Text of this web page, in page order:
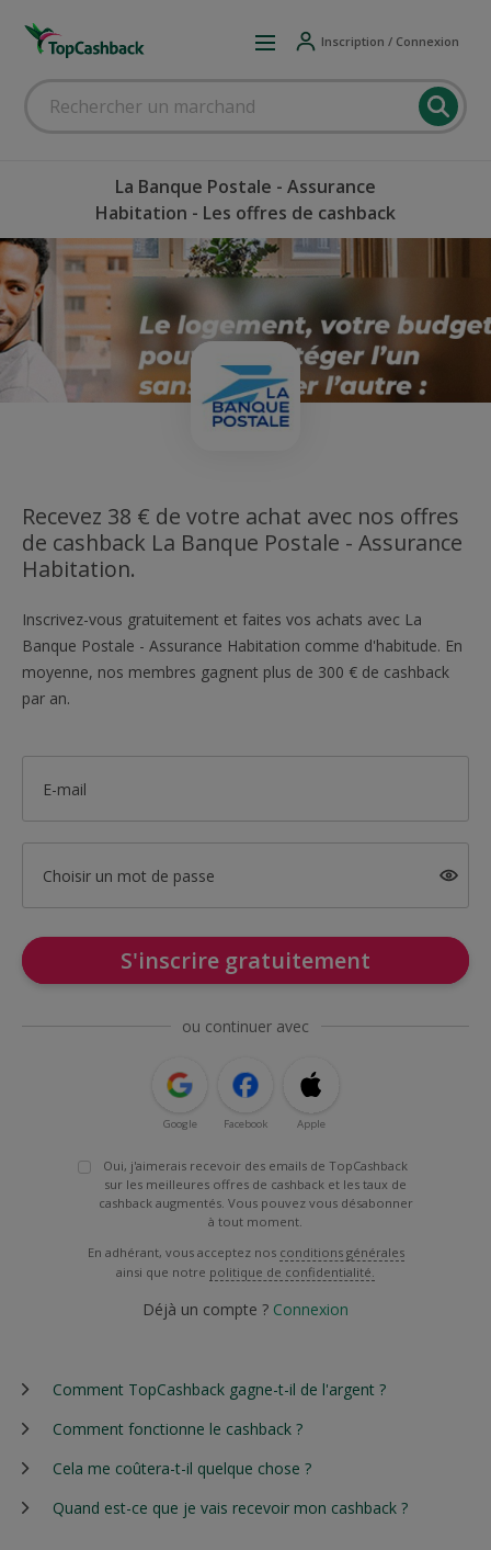
Inscription / Connexion
La Banque Postale - Assurance
Habitation - Les offres de cashback
Recevez 38 € de votre achat avec nos offres
de cashback La Banque Postale - Assurance
Habitation.
Inscrivez-vous gratuitement et faites vos achats avec La
Banque Postale - Assurance Habitation comme d'habitude. En
moyenne, nos membres gagnent plus de 300 € de cashback
par an.
E-mail
Choisir un mot de passe
S'inscrire gratuitement
ou continuer avec
Google Facebook Apple
Oui, j'aimerais recevoir des emails de TopCashback
sur les meilleures offres de cashback et les taux de
cashback augmentés. Vous pouvez vous désabonner
à tout moment.
En adhérant, vous acceptez nos conditions générales
ainsi que notre politique de confidentialité.
Déjà un compte ? Connexion
Comment TopCashback gagne-t-il de l'argent ?
Comment fonctionne le cashback ?
Cela me coûtera-t-il quelque chose ?
Quand est-ce que je vais recevoir mon cashback ?